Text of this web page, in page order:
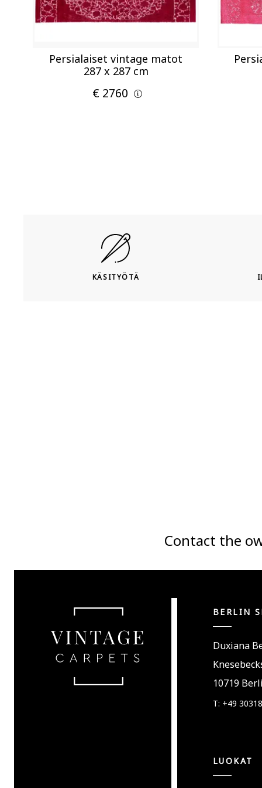
Persialaiset vintage matot
287 x 287 cm
€ 2760
KÄSITYÖTÄ
Contact the
BERLIN
Duxiana
10719
T: +49
LUOKAT